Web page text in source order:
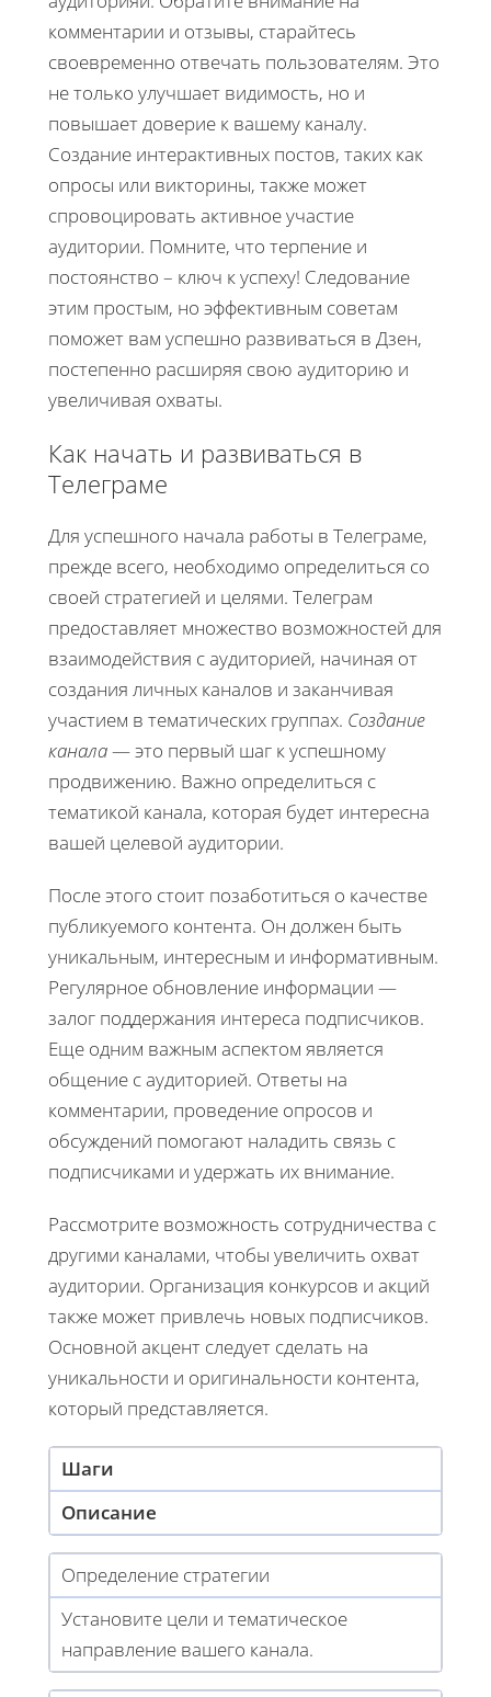
комментарии и отзывы, старайтесь
своевременно отвечать пользователям. Это
не только улучшает видимость, но и
повышает доверие к вашему каналу.
Создание интерактивных постов, таких как
опросы или викторины, также может
спровоцировать активное участие
аудитории. Помните, что терпение и
постоянство – ключ к успеху! Следование
этим простым, но эффективным советам
поможет вам успешно развиваться в Дзен,
постепенно расширяя свою аудиторию и
увеличивая охваты.
Как начать и развиваться в
Телеграме
Для успешного начала работы в Телеграме,
прежде всего, необходимо определиться со
своей стратегией и целями. Телеграм
предоставляет множество возможностей для
взаимодействия с аудиторией, начиная от
создания личных каналов и заканчивая
участием в тематических группах. Создание
канала— это первый шаг к успешному
продвижению. Важно определиться с
тематикой канала, которая будет интересна
вашей целевой аудитории.
После этого стоит позаботиться о качестве
публикуемого контента. Он должен быть
уникальным, интересным и информативным.
Регулярное обновление информации —
залог поддержания интереса подписчиков.
Еще одним важным аспектом является
общение с аудиторией. Ответы на
комментарии, проведение опросов и
обсуждений помогают наладить связь с
подписчиками и удержать их внимание.
Рассмотрите возможность сотрудничества с
другими каналами, чтобы увеличить охват
аудитории. Организация конкурсов и акций
также может привлечь новых подписчиков.
Основной акцент следует сделать на
уникальности и оригинальности контента,
который представляется.
Шаги
Описание
Определение стратегии
Установите цели и тематическое
направление вашего канала.